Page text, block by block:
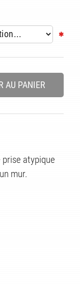
AU PANIER
prise atypique
mur.